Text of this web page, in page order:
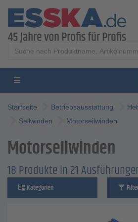
Startseite Betriebsausstattung
Seilwinden
Motorseilwinden
Motorseilwinden
18 Produkte in 21
Kategorien